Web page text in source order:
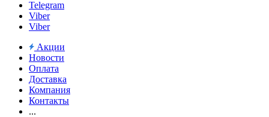
Telegram
Viber
Viber
Акции
Новости
Оплата
Доставка
Компания
Контакты
...